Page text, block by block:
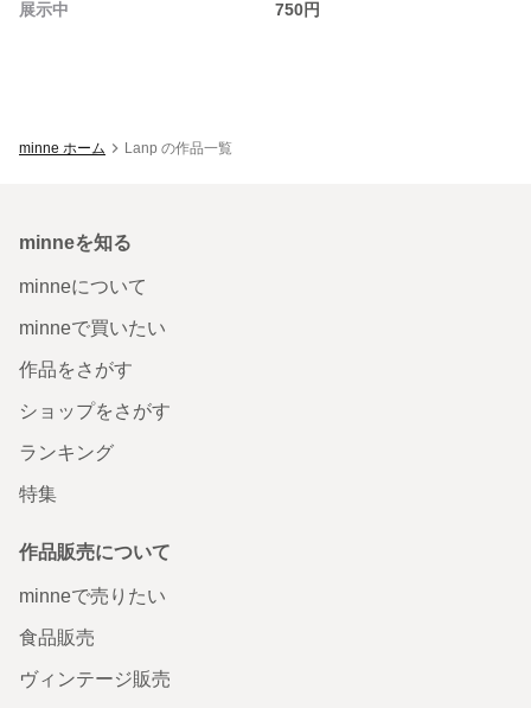
展示中 750円
minne ホーム Lanp の作品一覧
minneを知る
minneについて
minneで買いたい
作品をさがす
ショップをさがす
ランキング
特集
作品販売について
minneで売りたい
食品販売
ヴィンテージ販売